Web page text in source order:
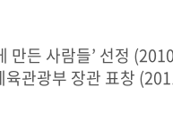
만든 사람들’ 선정
관광부 장관 표창